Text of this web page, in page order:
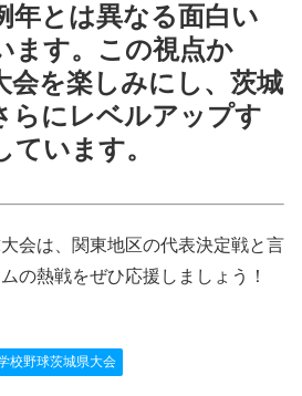
年とは異なる面白い
ます。この視点か
会を楽しみにし、茨城
らにレベルアップす
います。
会は、関東地区の代表決定戦と言
の熱戦をぜひ応援しましょう！
校野球茨城県大会